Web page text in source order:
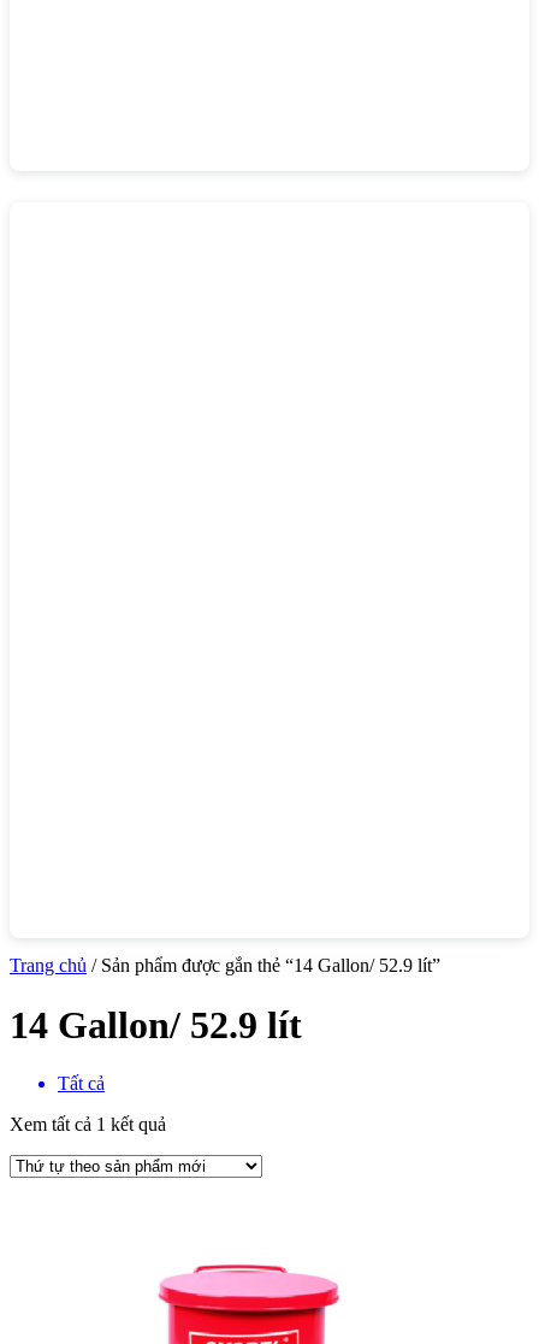
Trang chủ / Sản phẩm được gắn thẻ “14 Gallon/ 52.9 lít”
14 Gallon/ 52.9 lít
Tất cả
Xem tất cả 1 kết quả